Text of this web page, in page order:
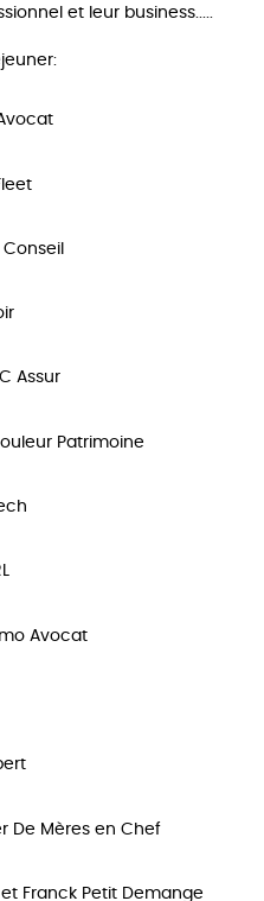
et leur business.....
Assur
Patrimoine
Avocat
De Mères en Chef
Franck Petit Demange